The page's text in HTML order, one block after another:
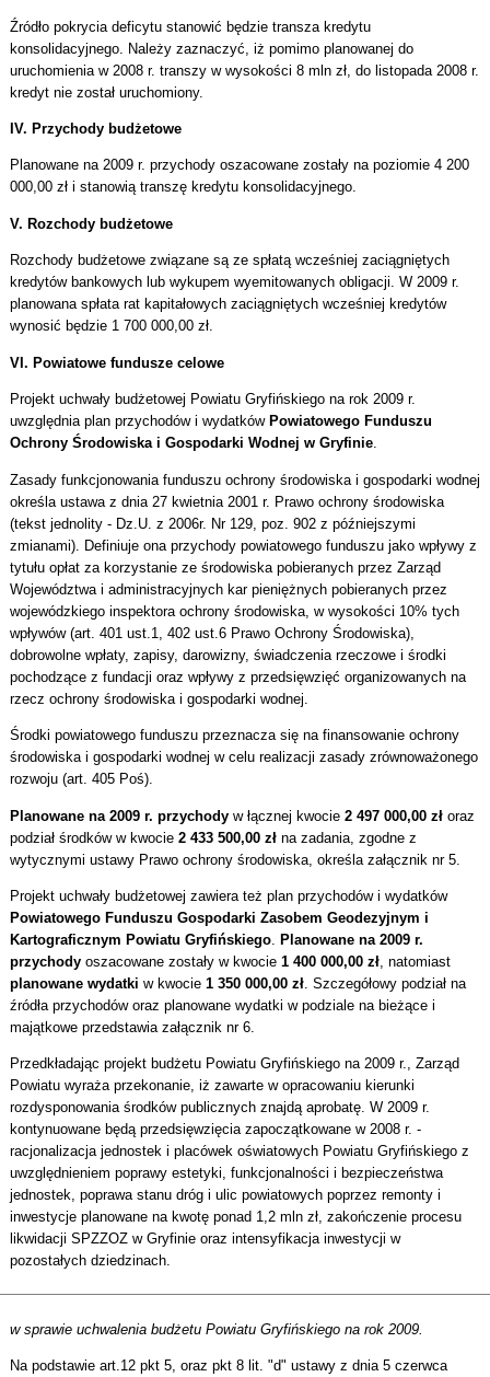
Źródło pokrycia deficytu stanowić będzie transza kredytu
konsolidacyjnego. Należy zaznaczyć, iż pomimo planowanej do
uruchomienia w 2008 r. transzy w wysokości 8 mln zł, do listopada 2008 r.
kredyt nie został uruchomiony.
IV. Przychody budżetowe
Planowane na 2009 r. przychody oszacowane zostały na poziomie 4 200
000,00 zł i stanowią transzę kredytu konsolidacyjnego.
V. Rozchody budżetowe
Rozchody budżetowe związane są ze spłatą wcześniej zaciągniętych
kredytów bankowych lub wykupem wyemitowanych obligacji. W 2009 r.
planowana spłata rat kapitałowych zaciągniętych wcześniej kredytów
wynosić będzie 1 700 000,00 zł.
VI. Powiatowe fundusze celowe
Projekt uchwały budżetowej Powiatu Gryfińskiego na rok 2009 r.
uwzględnia plan przychodów i wydatków Powiatowego Funduszu
Ochrony Środowiska i Gospodarki Wodnej w Gryfinie.
Zasady funkcjonowania funduszu ochrony środowiska i gospodarki wodnej
określa ustawa z dnia 27 kwietnia 2001 r. Prawo ochrony środowiska
(tekst jednolity - Dz.U. z 2006r. Nr 129, poz. 902 z późniejszymi
zmianami). Definiuje ona przychody powiatowego funduszu jako wpływy z
tytułu opłat za korzystanie ze środowiska pobieranych przez Zarząd
Województwa i administracyjnych kar pieniężnych pobieranych przez
wojewódzkiego inspektora ochrony środowiska, w wysokości 10% tych
wpływów (art. 401 ust.1, 402 ust.6 Prawo Ochrony Środowiska),
dobrowolne wpłaty, zapisy, darowizny, świadczenia rzeczowe i środki
pochodzące z fundacji oraz wpływy z przedsięwzięć organizowanych na
rzecz ochrony środowiska i gospodarki wodnej.
Środki powiatowego funduszu przeznacza się na finansowanie ochrony
środowiska i gospodarki wodnej w celu realizacji zasady zrównoważonego
rozwoju (art. 405 Poś).
Planowane na 2009 r. przychodyw łącznej kwocie 2 497 000,00 złoraz
podział środków w kwocie 2 433 500,00 złna zadania, zgodne z
wytycznymi ustawy Prawo ochrony środowiska, określa załącznik nr 5.
Projekt uchwały budżetowej zawiera też plan przychodów i wydatków
Powiatowego Funduszu Gospodarki Zasobem Geodezyjnym i
Kartograficznym Powiatu Gryfińskiego.
Planowane na 2009 r.
przychodyoszacowane zostały w kwocie 1 400 000,00 zł, natomiast
planowane wydatki w kwocie 1 350 000,00 zł. Szczegółowy podział na
źródła przychodów oraz planowane wydatki w podziale na bieżące i
majątkowe przedstawia załącznik nr 6.
Przedkładając projekt budżetu Powiatu Gryfińskiego na 2009 r., Zarząd
Powiatu wyraża przekonanie, iż zawarte w opracowaniu kierunki
rozdysponowania środków publicznych znajdą aprobatę. W 2009 r.
kontynuowane będą przedsięwzięcia zapoczątkowane w 2008 r. -
racjonalizacja jednostek i placówek oświatowych Powiatu Gryfińskiego z
uwzględnieniem poprawy estetyki, funkcjonalności i bezpieczeństwa
jednostek, poprawa stanu dróg i ulic powiatowych poprzez remonty i
inwestycje planowane na kwotę ponad 1,2 mln zł, zakończenie procesu
likwidacji SPZZOZ w Gryfinie oraz intensyfikacja inwestycji w
pozostałych dziedzinach.
w sprawie uchwalenia budżetu Powiatu Gryfińskiego na rok 2009.
Na podstawie art.12 pkt 5, oraz pkt 8 lit. "d" ustawy z dnia 5 czerwca